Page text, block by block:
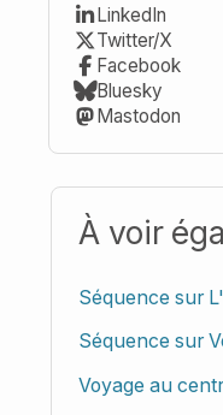
LinkedIn
Twitter/X
Facebook
Bluesky
Mastodon
À voir
Séquence sur
Séquence sur
Voyage au